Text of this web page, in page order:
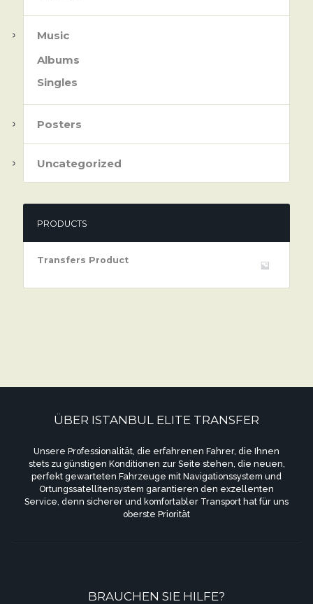
Music
Albums
Singles
Posters
Uncategorized
PRODUCTS
Transfers Product
ÜBER ISTANBUL ELITE TRANSFER
Unsere Professionalität, die erfahrenen Fahrer, die Ihnen
stets zu günstigen Konditionen zur Seite stehen, die neuen,
perfekt gewarteten Fahrzeuge mit Navigationssystem und
Ortungssatellitensystem garantieren den exzellenten
Service, denn sicherer und komfortabler Transport hat für uns
oberste Priorität
BRAUCHEN SIE HILFE?